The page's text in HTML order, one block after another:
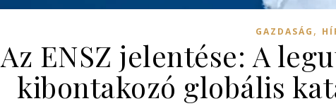
GAZDASÁG ,
Az ENSZ jelentése: A
kibontakozó globális